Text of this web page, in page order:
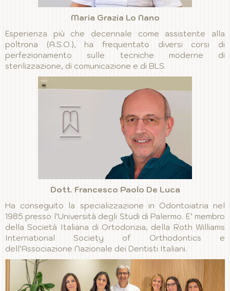
Maria Grazia Lo Nano
Esperienza più che decennale come assistente alla
poltrona (A.S.O.), ha frequentato diversi corsi di
perfezionamento sulle tecniche moderne di
sterilizzazione, di comunicazione e di BLS.
Dott. Francesco Paolo De Luca
Ha conseguito la specializzazione in Odontoiatria nel
1985 presso l’Università degli Studi di Palermo. E’ membro
della Società Italiana di Ortodonzia, della Roth Williams
International Society of Orthodontics e
dell’Associazione Nazionale dei Dentisti Italiani.